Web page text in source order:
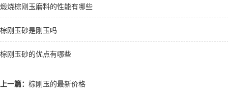
煅烧棕刚玉磨料的性能有哪些
棕刚玉砂是刚玉吗
棕刚玉砂的优点有哪些
上一篇： 棕刚玉的最新价格